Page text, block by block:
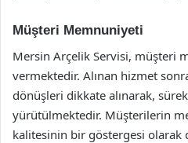
Müşteri Memnuniyeti
Mersin Arçelik Servisi, müşteri
vermektedir. Alınan hizmet
dönüşleri dikkate alınarak,
yürütülmektedir. Müşterilerin
kalitesinin bir göstergesi olarak